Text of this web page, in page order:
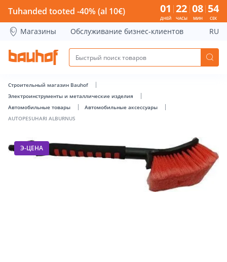
AUTOPESUHARI ALBURNUS - Bauhof has loaded
Tuhanded tooted -40% (al 10€) 01
ДНЕЙ
22
ЧАСЫ
08
МИН
53
СЕК
Магазины Обслуживание бизнес-клиентов RU
Строительный магазин Bauhof
Электроинструменты и металлические изделия
Автомобильные товары
Автомобильные аксессуары
AUTOPESUHARI ALBURNUS
Э-ЦЕНА